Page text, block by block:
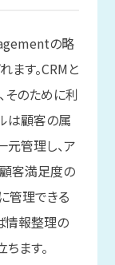
の略
ます。CRMと
そのために利
は顧客の属
管理し、ア
客満足度の
管理できる
情報整理の
ます。